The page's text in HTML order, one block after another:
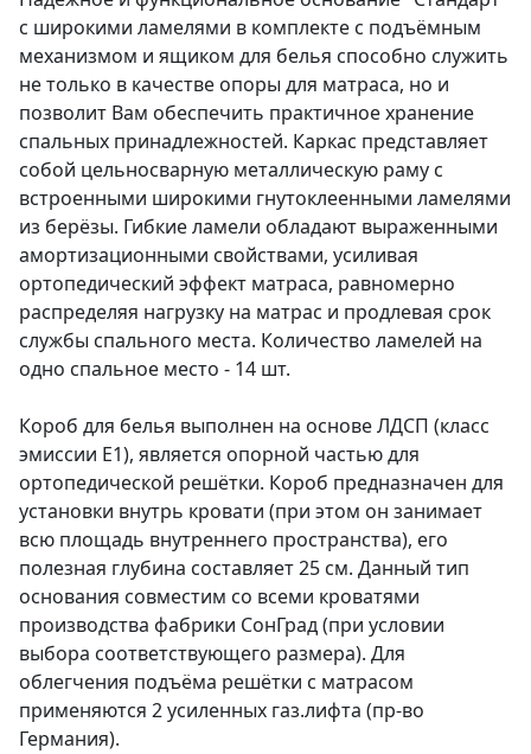
с широкими ламелями в комплекте с подъёмным
механизмом и ящиком для белья способно служить
не только в качестве опоры для матраса, но и
позволит Вам обеспечить практичное хранение
спальных принадлежностей. Каркас представляет
собой цельносварную металлическую раму с
встроенными широкими гнутоклеенными ламелями
из берёзы. Гибкие ламели обладают выраженными
амортизационными свойствами, усиливая
ортопедический эффект матраса, равномерно
распределяя нагрузку на матрас и продлевая срок
службы спального места. Количество ламелей на
одно спальное место - 14 шт.
Короб для белья выполнен на основе ЛДСП (класс
эмиссии E1), является опорной частью для
ортопедической решётки. Короб предназначен для
установки внутрь кровати (при этом он занимает
всю площадь внутреннего пространства), его
полезная глубина составляет 25 см. Данный тип
основания совместим со всеми кроватями
производства фабрики СонГрад (при условии
выбора соответствующего размера). Для
облегчения подъёма решётки с матрасом
применяются 2 усиленных газ.лифта (пр-во
Германия).